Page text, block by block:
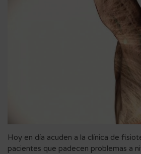
Hoy en día acuden a la clínica de
pacientes que padecen problemas a